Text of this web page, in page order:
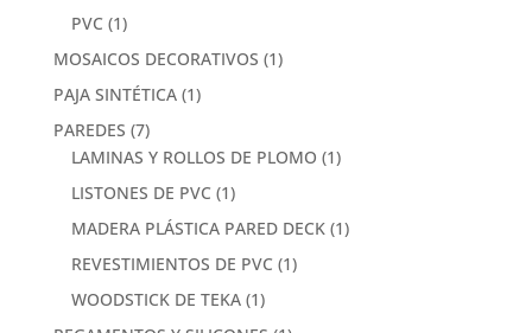
PVC (1)
MOSAICOS DECORATIVOS (1)
PAJA SINTÉTICA (1)
PAREDES (7)
LAMINAS Y ROLLOS DE PLOMO (1)
LISTONES DE PVC (1)
MADERA PLÁSTICA PARED DECK (1)
REVESTIMIENTOS DE PVC (1)
WOODSTICK DE TEKA (1)